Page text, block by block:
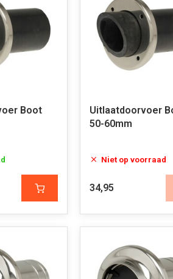
Boot
Uitlaatdoorvoer
50-60mm
Niet op voorraad
34,95